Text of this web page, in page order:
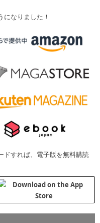
なりました！
ドすれば、電子版を無料購読